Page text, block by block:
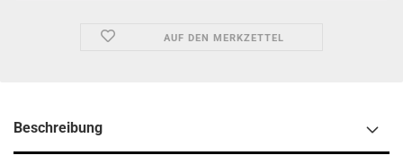
AUF DEN MERKZETTEL
Beschreibung